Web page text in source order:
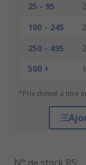
25 - 95
100 - 245
250 - 495
500 +
*Prix donné à titre